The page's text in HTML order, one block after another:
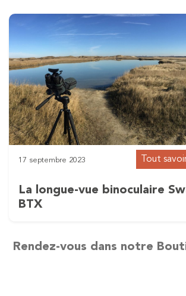
17 septembre 2023 Tout
La longue-vue binoculaire
BTX
Rendez-vous dans notre